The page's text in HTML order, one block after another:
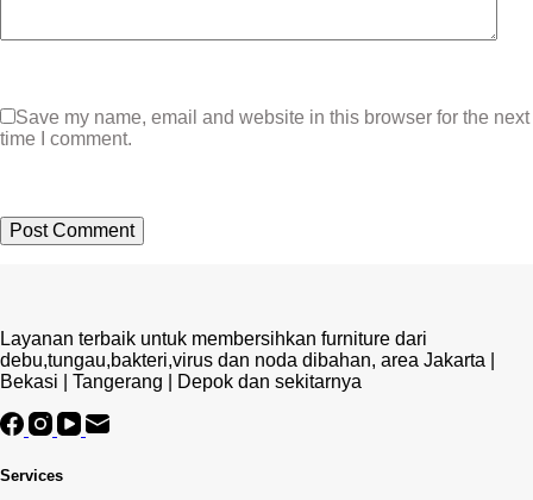
Save my name, email and website in this browser for the next
time I comment.
Post Comment
Layanan terbaik untuk membersihkan furniture dari
debu,tungau,bakteri,virus dan noda dibahan, area Jakarta |
Bekasi | Tangerang | Depok dan sekitarnya
Services